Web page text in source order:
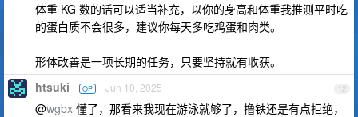
体重 KG 数的话可以适当补充，以你的身高和体重我推测平时吃
的蛋白质不会很多，建议你每天多吃鸡蛋和肉类。
形体改善是一项长期的任务，只要坚持就有收获。
12
htsuki OP Jun 10, 2025
@wgbx 懂了，那看来我现在游泳就够了，撸铁还是有点拒绝，